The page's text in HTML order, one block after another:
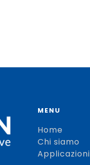
MENU
Home
Chi siamo
Applicazioni